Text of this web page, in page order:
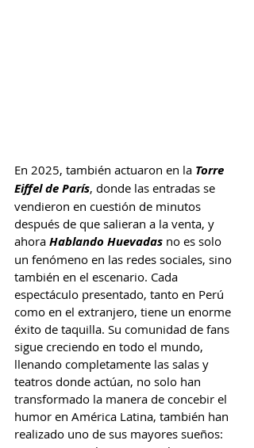
En 2025, también actuaron en la Torre
Eiffel de París, donde las entradas se
vendieron en cuestión de minutos
después de que salieran a la venta, y
ahora Hablando Huevadas no es solo
un fenómeno en las redes sociales, sino
también en el escenario. Cada
espectáculo presentado, tanto en Perú
como en el extranjero, tiene un enorme
éxito de taquilla. Su comunidad de fans
sigue creciendo en todo el mundo,
llenando completamente las salas y
teatros donde actúan, no solo han
transformado la manera de concebir el
humor en América Latina, también han
realizado uno de sus mayores sueños: